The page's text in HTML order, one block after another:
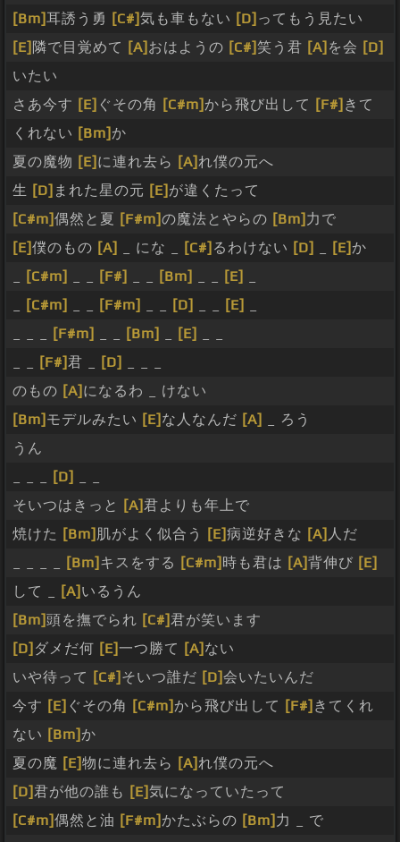
[Bm]耳誘う勇 [C#]気も車もない [D] ってもう見たい
[E] 隣で目覚めて [A] おはようの [C#]笑う君 [A] を会 [D]
いたい
さあ今す [E] ぐその角 [C#m]から飛び出して [F#] きて
くれない [Bm]か
夏の魔物 [E] に連れ去ら [A]れ僕の元へ
生 [D] まれた星の元 [E] が違くたって
[C#m]偶然と夏 [F#m]の魔法とやらの [Bm] 力で
[E]僕のもの [A] _ にな _ [C#] るわけない [D] [E]か
[C#m] [F#] [Bm] [E]
[C#m] [F#m] [D] [E]
[F#m] [Bm] [E]
[F#]君 _ [D]
のもの [A] になるわ _ けない
[Bm] モデルみたい [E] な人なんだ [A]
_ ろう
うん
[D]
そいつはきっと
[A]君よりも年上で
焼けた [Bm] 肌がよく似合う [E]病逆好きな [A] 人だ
[Bm] キスをする [C#m] 時も君は [A]背伸び [E]
して _
[A] いるうん
[Bm]頭を撫でられ [C#]君が笑います
[D] ダメだ何 [E]一つ勝て [A] ない
いや待って [C#] そいつ誰だ [D]会いたいんだ
今す [E] ぐその角 [C#m]から飛び出して [F#] きてくれ
ない [Bm]か
夏の魔 [E]物に連れ去ら [A]れ僕の元へ
[D]君が他の誰も [E]気になっていたって
[C#m]偶然と油 [F#m]かたぶらの [Bm] 力 _ で